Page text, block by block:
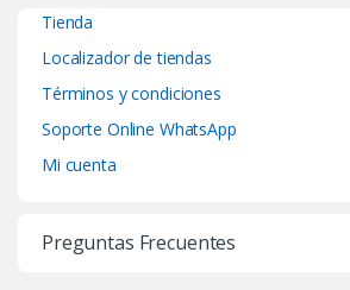
Tienda
Localizador de tiendas
Términos y condiciones
Soporte Online WhatsApp
Mi cuenta
Preguntas Frecuentes